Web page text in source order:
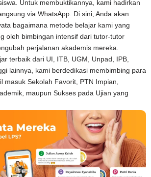
Untuk membuktikannya, kami hadirkan
via WhatsApp. Di sini, Anda akan
bagaimana metode belajar kami yang
oleh bimbingan intensif dari tutor-tutor
perjalanan akademis mereka.
terbaik dari UI, ITB, UGM, Unpad, IPB,
lainnya, kami berdedikasi membimbing para
masuk Sekolah Favorit, PTN Impian,
maupun Sukses pada Ujian yang